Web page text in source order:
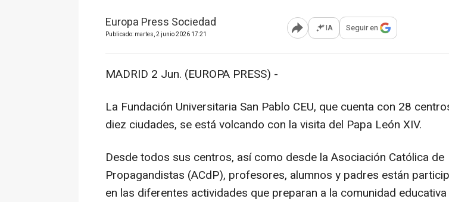
Europa Press Sociedad
Publicado: martes, 2 junio 2026 17:21 Abrir opciones para compartir
IA Seguir en
MADRID 2 Jun. (EUROPA PRESS) -
La Fundación Universitaria San Pablo CEU, que cuenta con 28
diez ciudades, se está volcando con la visita del Papa León XIV.
Desde todos sus centros, así como desde la Asociación Católica de
Propagandistas (ACdP), profesores, alumnos y padres están
en las diferentes actividades que preparan a la comunidad educativa